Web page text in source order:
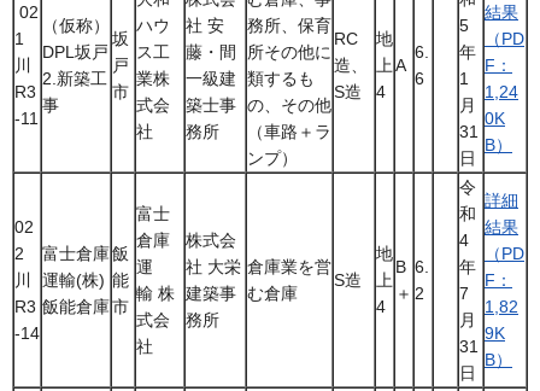
02
1
川
R3
-11
（仮称）
DPL坂戸
2.新築工
事
坂
戸
市
ハウ
ス工
業株
式会
社
社 安
藤・間
一級建
築士事
務所
務所、保育
所その他に
類するも
の、その他
（車路＋ラ
ンプ）
RC
造、
S造
地
上
4
A
6.
6
5
年
1
月
31
日
結果
（PD
F：
1,24
0K
B）
02
2
川
R3
-14
富士倉庫
運輸(株)
飯能倉庫
飯
能
市
富士
倉庫
運
輸 株
式会
社
株式会
社 大栄
建築事
務所
倉庫業を営
む倉庫
S造
地
上
4
B
＋
6.
2
令
和
4
年
7
月
31
日
詳細
結果
（PD
F：
1,82
9K
B）